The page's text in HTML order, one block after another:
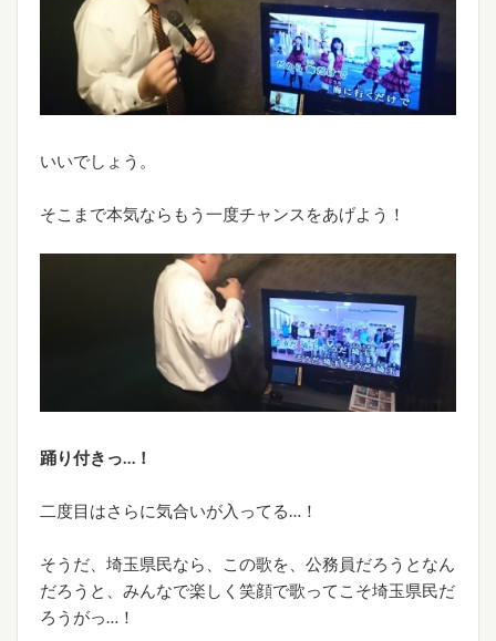
いいでしょう。
そこまで本気ならもう一度チャンスをあげよう！
踊り付きっ…！
二度目はさらに気合いが入ってる…！
そうだ、埼玉県民なら、この歌を、公務員だろうとなん
だろうと、みんなで楽しく笑顔で歌ってこそ埼玉県民だ
ろうがっ…！